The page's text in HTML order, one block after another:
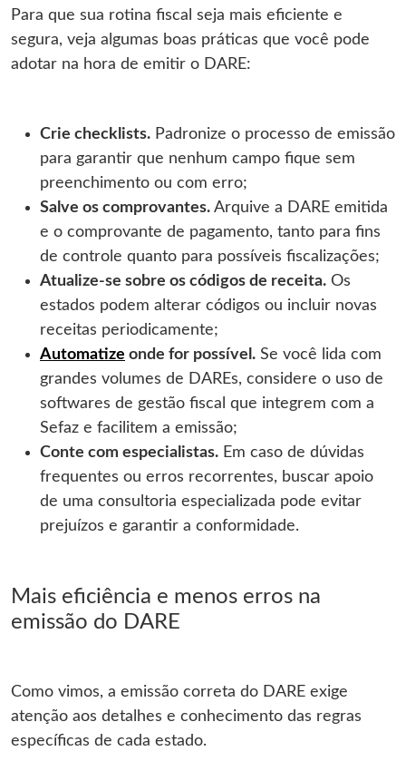
Para que sua rotina fiscal seja mais eficiente e
segura, veja algumas boas práticas que você pode
adotar na hora de emitir o DARE:
Crie checklists. Padronize o processo de emissão
para garantir que nenhum campo fique sem
preenchimento ou com erro;
Salve os comprovantes. Arquive a DARE emitida
e o comprovante de pagamento, tanto para fins
de controle quanto para possíveis fiscalizações;
Atualize-se sobre os códigos de receita. Os
estados podem alterar códigos ou incluir novas
receitas periodicamente;
Automatize onde for possível. Se você lida com
grandes volumes de DAREs, considere o uso de
softwares de gestão fiscal que integrem com a
Sefaz e facilitem a emissão;
Conte com especialistas. Em caso de dúvidas
frequentes ou erros recorrentes, buscar apoio
de uma consultoria especializada pode evitar
prejuízos e garantir a conformidade.
Mais eficiência e menos erros na
emissão do DARE
Como vimos, a emissão correta do DARE exige
atenção aos detalhes e conhecimento das regras
específicas de cada estado.